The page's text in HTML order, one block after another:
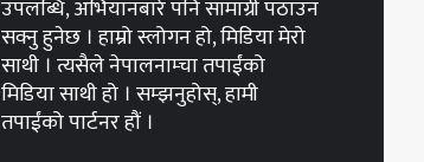
उपलब्धि, अभियानबारे पनि सामाग्री पठाउन
सक्नु हुनेछ । हाम्रो स्लोगन हो, मिडिया मेरो
साथी । त्यसैले नेपालनाम्चा तपाईंको
मिडिया साथी हो । सम्झनुहोस्, हामी
तपाईंको पार्टनर हौं ।